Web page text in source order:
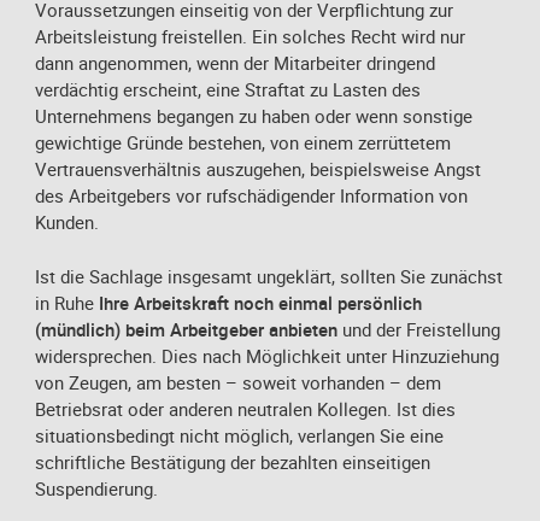
Voraussetzungen einseitig von der Verpflichtung zur
Arbeitsleistung freistellen. Ein solches Recht wird nur
dann angenommen, wenn der Mitarbeiter dringend
verdächtig erscheint, eine Straftat zu Lasten des
Unternehmens begangen zu haben oder wenn sonstige
gewichtige Gründe bestehen, von einem zerrüttetem
Vertrauensverhältnis auszugehen, beispielsweise Angst
des Arbeitgebers vor rufschädigender Information von
Kunden.
Ist die Sachlage insgesamt ungeklärt, sollten Sie zunächst
in Ruhe Ihre Arbeitskraft noch einmal persönlich
(mündlich) beim Arbeitgeber anbieten und der Freistellung
widersprechen. Dies nach Möglichkeit unter Hinzuziehung
von Zeugen, am besten – soweit vorhanden – dem
Betriebsrat oder anderen neutralen Kollegen. Ist dies
situationsbedingt nicht möglich, verlangen Sie eine
schriftliche Bestätigung der bezahlten einseitigen
Suspendierung.